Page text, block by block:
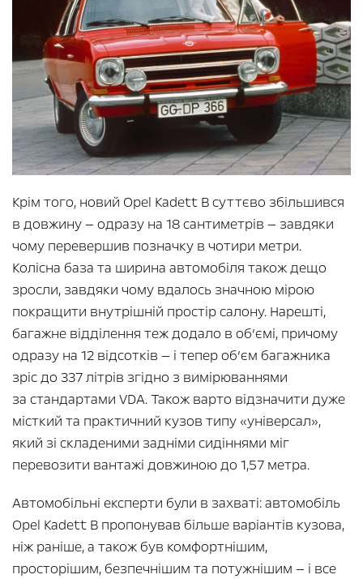
Крім того, новий Opel Kadett B суттєво збільшився
в довжину — одразу на 18 сантиметрів — завдяки
чому перевершив позначку в чотири метри.
Колісна база та ширина автомобіля також дещо
зросли, завдяки чому вдалось значною мірою
покращити внутрішній простір салону. Нарешті,
багажне відділення теж додало в об’ємі, причому
одразу на 12 відсотків — і тепер об’єм багажника
зріс до 337 літрів згідно з вимірюваннями
за стандартами VDA. Також варто відзначити дуже
місткий та практичний кузов типу «універсал»,
який зі складеними задніми сидіннями міг
перевозити вантажі довжиною до 1,57 метра.
Автомобільні експерти були в захваті: автомобіль
Opel Kadett B пропонував більше варіантів кузова,
ніж раніше, а також був комфортнішим,
просторішим, безпечнішим та потужнішим — і все